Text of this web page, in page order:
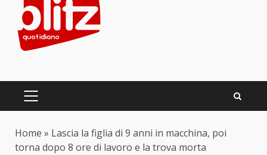
content
PRIMARY
Home » Lascia la figlia di 9 anni in macchina, poi
torna dopo 8 ore di lavoro e la trova morta